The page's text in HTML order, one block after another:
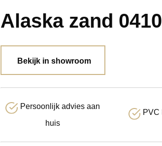
Alaska zand 0410
Bekijk in showroom
Persoonlijk advies aan
huis
PVC